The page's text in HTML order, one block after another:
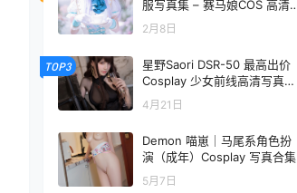
服写真集 – 赛马娘COS 高清
图 [18P-123MB]
2月8日
TOP3
星野Saori DSR-50 最高出价
Cosplay 少女前线高清写真图
集【10P-127MB】
4月21日
Demon 喵崽｜马尾系角色扮
演（成年）Cosplay 写真合集
5月7日